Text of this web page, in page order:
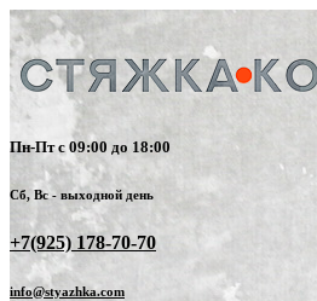
Пн-Пт с 09:00 до 18:00
Сб, Вс - выходной день
+7(925) 178-70-70
info@styazhka.com